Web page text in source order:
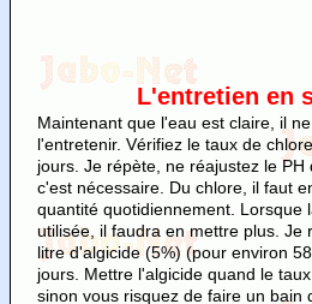
L'entretien en
Maintenant que l'eau est claire, il
l'entretenir. Vérifiez le taux de
jours. Je répète, ne réajustez le PH
c'est nécessaire. Du chlore, il faut
quantité quotidiennement. Lorsque
utilisée, il faudra en mettre plus. Je
litre d'algicide (5%) (pour environ
jours. Mettre l'algicide quand le
sinon vous risquez de faire un bain